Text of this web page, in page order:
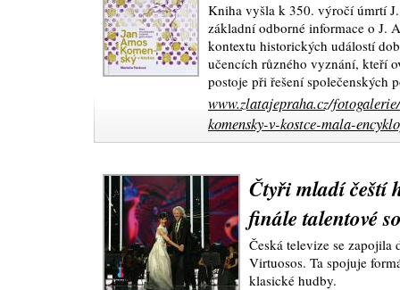
Kniha vyšla k 350. výročí úmrtí
základní odborné informace o J.
kontextu historických událostí
učencích různého vyznání, kteří
postoje při řešení společenských
www.zlatajepraha.cz/
komensky-v-kostce-mala-
Čtyři mladí čeští
finále talentové
Česká televize se zapojila
Virtuosos. Ta spojuje
klasické hudby.